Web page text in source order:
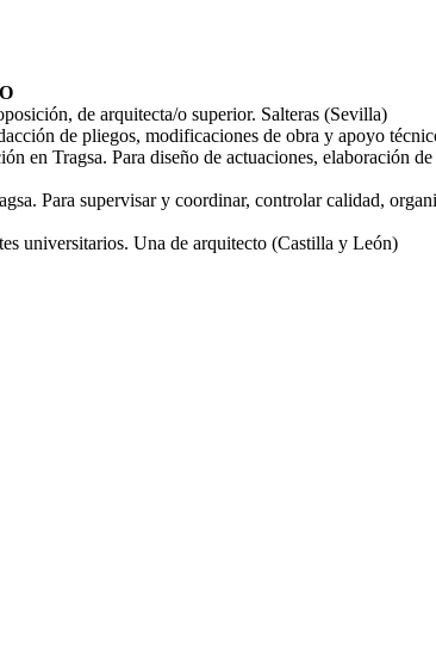
de arquitecta/o superior. Salteras (Sevilla)
de pliegos, modificaciones de obra y apoyo
en Tragsa. Para diseño de actuaciones, elaboración
Para supervisar y coordinar, controlar calidad,
universitarios. Una de arquitecto (Castilla y León)